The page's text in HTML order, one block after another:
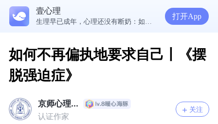
壹心理
5300万人在这里获得专业心理帮助
打开App
如何不再偏执地要求自己丨《摆
脱强迫症》
京师心理...
认证作家
关注